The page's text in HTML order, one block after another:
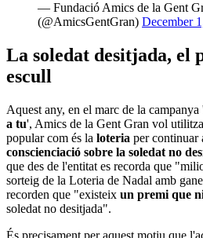
— Fundació Amics de la Gent
(@AmicsGentGran) December
La soledat desitjada, el
escull
Aquest any, en el marc de la campanya
a tu', Amics de la Gent Gran vol
popular com és la loteria per continuar
conscienciació sobre la soledat no
que des de l'entitat es recorda que
sorteig de la Loteria de Nadal amb
recorden que "existeix un premi que
soledat no desitjada".